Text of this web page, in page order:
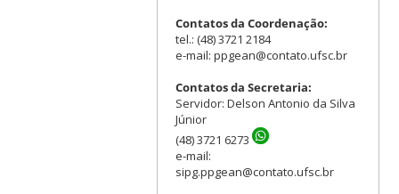
Contatos da Coordenação:
tel.: (48) 3721 2184
e-mail: ppgean@contato.ufsc.br
Contatos da Secretaria:
Servidor: Delson Antonio da Silva
Júnior
(48) 3721 6273
e-mail:
sipg.ppgean@contato.ufsc.br